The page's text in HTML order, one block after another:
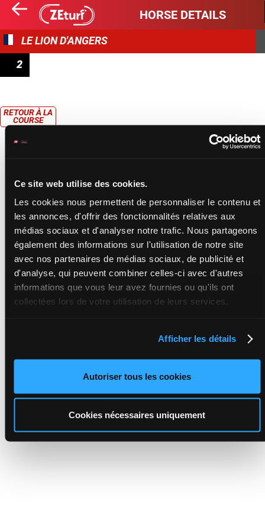
Ce site web utilise des cookies.
Les cookies nous permettent de personnaliser le contenu et
les annonces, d'offrir des fonctionnalités relatives aux
médias sociaux et d'analyser notre trafic. Nous partageons
également des informations sur l'utilisation de notre site
avec nos partenaires de médias sociaux, de publicité et
d'analyse, qui peuvent combiner celles-ci avec d'autres
informations que vous leur avez fournies ou qu'ils ont
collectées lors de votre utilisation de leurs services.
Afficher les détails
Autoriser tous les cookies
Cookies nécessaires uniquement
HORSE DETAILS
LE LION D'ANGERS
2
RETOUR À LA
COURSE